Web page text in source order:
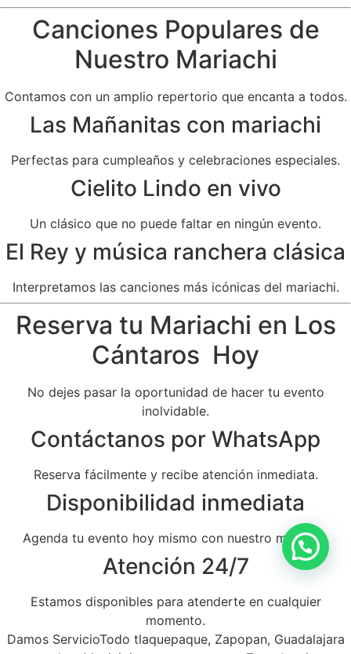
Canciones Populares de
Nuestro Mariachi
Contamos con un amplio repertorio que encanta a todos.
Las Mañanitas con mariachi
Perfectas para cumpleaños y celebraciones especiales.
Cielito Lindo en vivo
Un clásico que no puede faltar en ningún evento.
El Rey y música ranchera clásica
Interpretamos las canciones más icónicas del mariachi.
Reserva tu Mariachi en Los
Cántaros Hoy
No dejes pasar la oportunidad de hacer tu evento
inolvidable.
Contáctanos por WhatsApp
Reserva fácilmente y recibe atención inmediata.
Disponibilidad inmediata
Agenda tu evento hoy mismo con nuestro mariachi.
Atención 24/7
Estamos disponibles para atenderte en cualquier
momento.
Damos ServicioTodo tlaquepaque, Zapopan, Guadalajara